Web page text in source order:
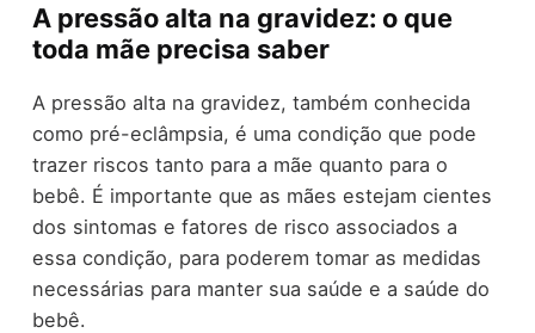
A pressão alta na gravidez: o que
toda mãe precisa saber
A pressão alta na gravidez, também conhecida
como pré-eclâmpsia, é uma condição que pode
trazer riscos tanto para a mãe quanto para o
bebê. É importante que as mães estejam cientes
dos sintomas e fatores de risco associados a
essa condição, para poderem tomar as medidas
necessárias para manter sua saúde e a saúde do
bebê.